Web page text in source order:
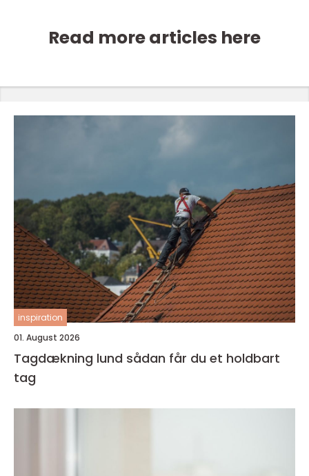
Read more articles here
inspiration
01. August 2026
Tagdækning lund sådan får du et holdbart
tag